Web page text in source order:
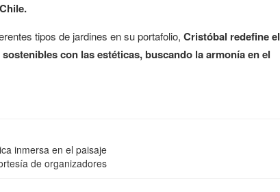
tipos de jardines en su portafolio, Cristóbal redefine el
con las estéticas, buscando la armonía en el
inmersa en el paisaje
de organizadores